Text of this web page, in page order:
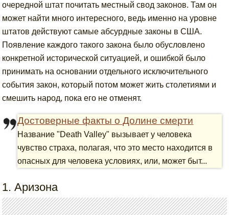
очередной штат почитать местный свод законов. Там он
может найти много интересного, ведь именно на уровне
штатов действуют самые абсурдные законы в США.
Появление каждого такого закона было обусловлено
конкретной исторической ситуацией, и ошибкой было
принимать на основании отдельного исключительного
события закон, который потом может жить столетиями и
смешить народ, пока его не отменят.
Достоверные факты о Долине смерти
Название "Death Valley" вызывает у человека
чувство страха, полагая, что это место находится в
опасных для человека условиях, или, может быт...
1. Аризона